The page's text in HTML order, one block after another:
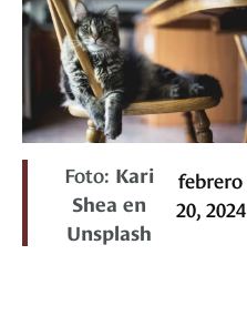
Foto: Kari
Shea en
Unsplash
febrero
20, 2024